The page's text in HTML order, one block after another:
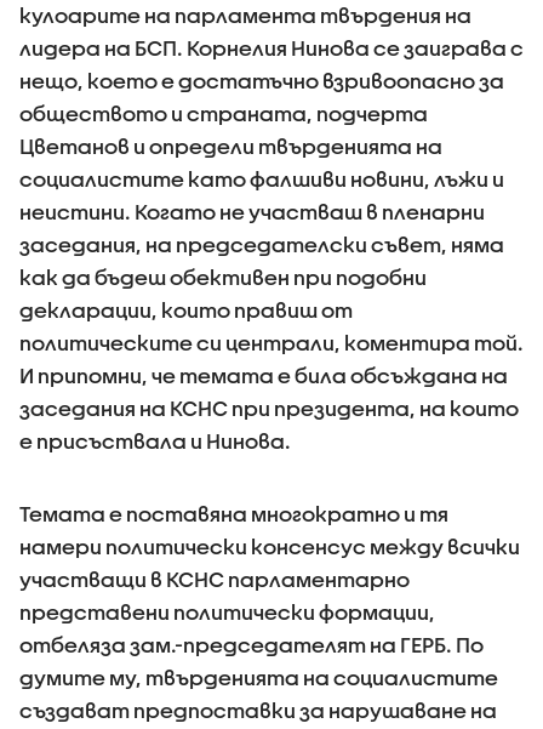
кулоарите на парламента твърдения на
лидера на БСП. Корнелия Нинова се заиграва с
нещо, което е достатъчно взривоопасно за
обществото и страната, подчерта
Цветанов и определи твърденията на
социалистите като фалшиви новини, лъжи и
неистини. Когато не участваш в пленарни
заседания, на председателски съвет, няма
как да бъдеш обективен при подобни
декларации, които правиш от
политическите си централи, коментира той.
И припомни, че темата е била обсъждана на
заседания на КСНС при президента, на които
е присъствала и Нинова.
Темата е поставяна многократно и тя
намери политически консенсус между всички
участващи в КСНС парламентарно
представени политически формации,
отбеляза зам.-председателят на ГЕРБ. По
думите му, твърденията на социалистите
създават предпоставки за нарушаване на